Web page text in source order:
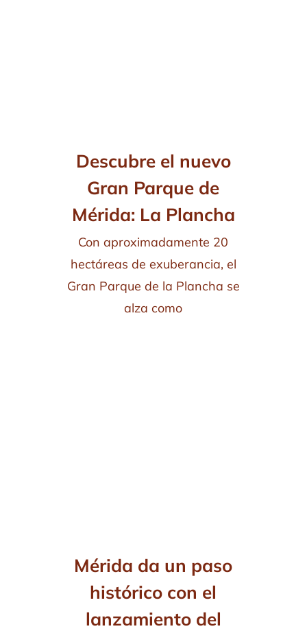
Descubre el nuevo
Gran Parque de
Mérida: La Plancha
Con aproximadamente 20
hectáreas de exuberancia, el
Gran Parque de la Plancha se
alza como
Mérida da un paso
histórico con el
lanzamiento del